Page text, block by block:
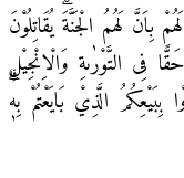
بِاَنَّ لَهُمُ الْجَنَّةَۗ يُقَاتِلُوْنَ
فِى التَّوْرٰىةِ وَالْاِنْجِيْلِ
بِبَيْعِكُمُ الَّذِيْ بَايَعْتُمْ بِهٖۗ